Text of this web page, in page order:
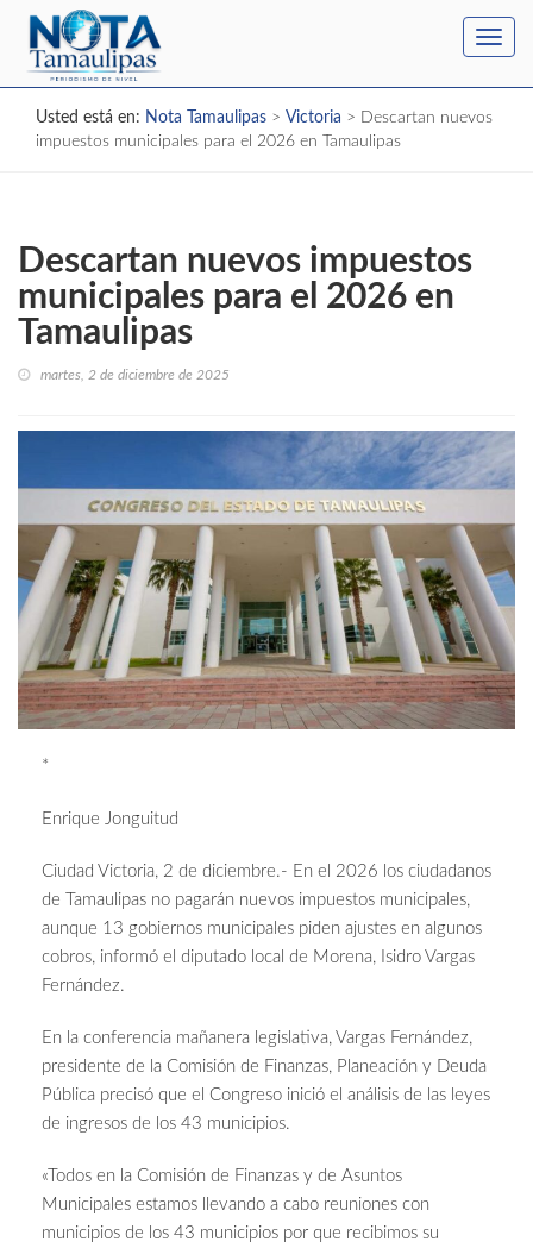
Usted está en: Nota Tamaulipas > Victoria > Descartan nuevos
impuestos municipales para el 2026 en Tamaulipas
Descartan nuevos impuestos
municipales para el 2026 en
Tamaulipas
martes, 2 de diciembre de 2025
*
Enrique Jonguitud
Ciudad Victoria, 2 de diciembre.- En el 2026 los ciudadanos
de Tamaulipas no pagarán nuevos impuestos municipales,
aunque 13 gobiernos municipales piden ajustes en algunos
cobros, informó el diputado local de Morena, Isidro Vargas
Fernández.
En la conferencia mañanera legislativa, Vargas Fernández,
presidente de la Comisión de Finanzas, Planeación y Deuda
Pública precisó que el Congreso inició el análisis de las leyes
de ingresos de los 43 municipios.
«Todos en la Comisión de Finanzas y de Asuntos
Municipales estamos llevando a cabo reuniones con
municipios de los 43 municipios por que recibimos su